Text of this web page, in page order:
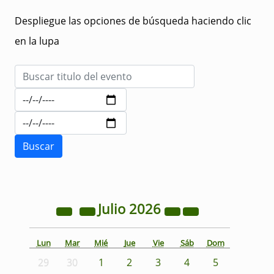
Despliegue las opciones de búsqueda haciendo clic
en la lupa
Julio 2026
Lun Mar Mié Jue Vie Sáb Dom
29 30 1 2 3 4
5